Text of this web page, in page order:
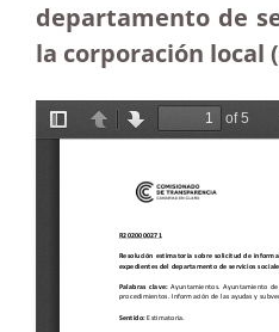
departamento de
la corporación local